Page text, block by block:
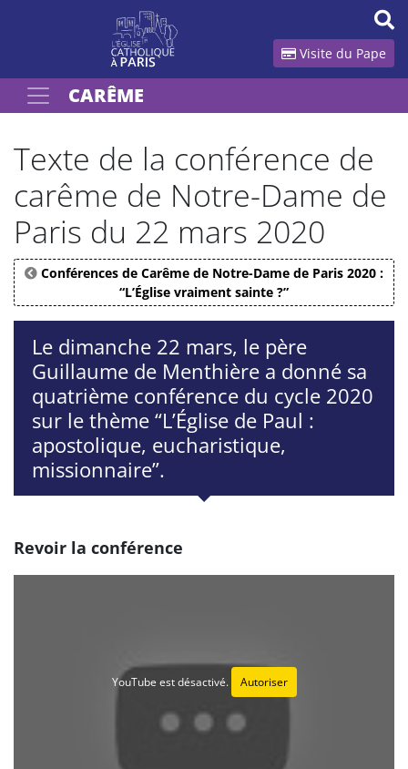
Visite du Pape
Votre recherche
CARÊME
Texte de la conférence de
carême de Notre-Dame de
Paris du 22 mars 2020
Conférences de Carême de Notre-Dame de Paris 2020 :
“L’Église vraiment sainte ?”
Le dimanche 22 mars, le père
Guillaume de Menthière a donné sa
quatrième conférence du cycle 2020
sur le thème “L’Église de Paul :
apostolique, eucharistique,
missionnaire”.
Revoir la conférence
YouTube est désactivé. Autoriser
Panneau de gestion des cookies